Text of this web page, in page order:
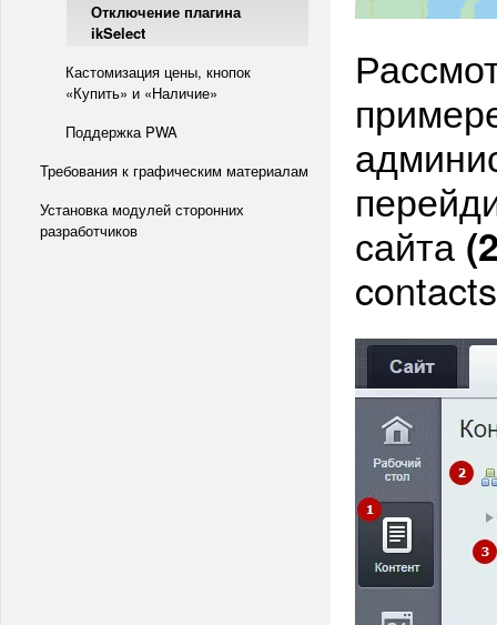
Отключение плагина
ikSelect
Кастомизация цены, кнопок
«Купить» и «Наличие»
Поддержка PWA
Требования к графическим материалам
Установка модулей сторонних
разработчиков
сайта